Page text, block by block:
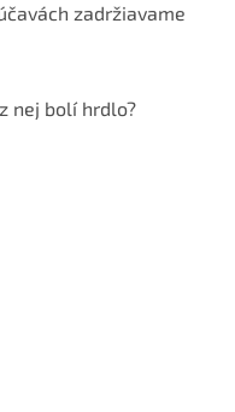
zadržiavame
nej bolí hrdlo?